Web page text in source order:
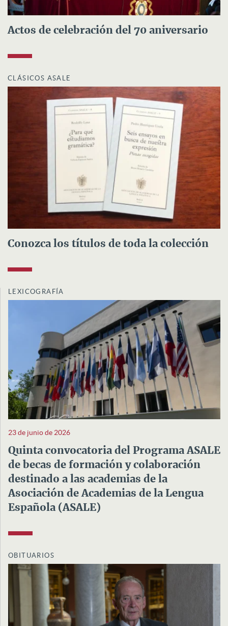
Actos de celebración del 70 aniversario
CLÁSICOS ASALE
Conozca los títulos de toda la colección
LEXICOGRAFÍA
23 de junio de 2026
Quinta convocatoria del Programa ASALE
de becas de formación y colaboración
destinado a las academias de la
Asociación de Academias de la Lengua
Española (ASALE)
OBITUARIOS